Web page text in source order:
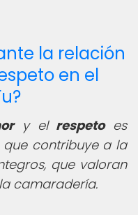
la relación
en el
y el respetoes
que contribuye a la
que valoran
camaradería.